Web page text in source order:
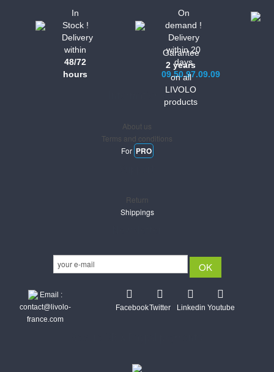
In
Stock !
Delivery
within
48/72
hours
On
demand !
Delivery
within 20
days
09.50.97.09.09
Garantee
2 years
on all
LIVOLO
products
About us
Terms and conditions
For PRO
Return
Shippings
Email :
contact@livolo-
france.com
FacebookTwitter Linkedin Youtube